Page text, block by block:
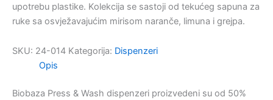
upotrebu plastike. Kolekcija se sastoji od tekućeg sapuna za
ruke sa osvježavajućim mirisom naranče, limuna i grejpa.
SKU: 24-014 Kategorija: Dispenzeri
Opis
Biobaza Press & Wash dispenzeri proizvedeni su od 50%